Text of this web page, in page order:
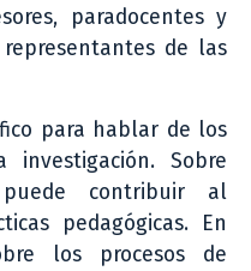
paradocentes y
de las
para hablar de los
investigación. Sobre
contribuir al
pedagógicas. En
los procesos de